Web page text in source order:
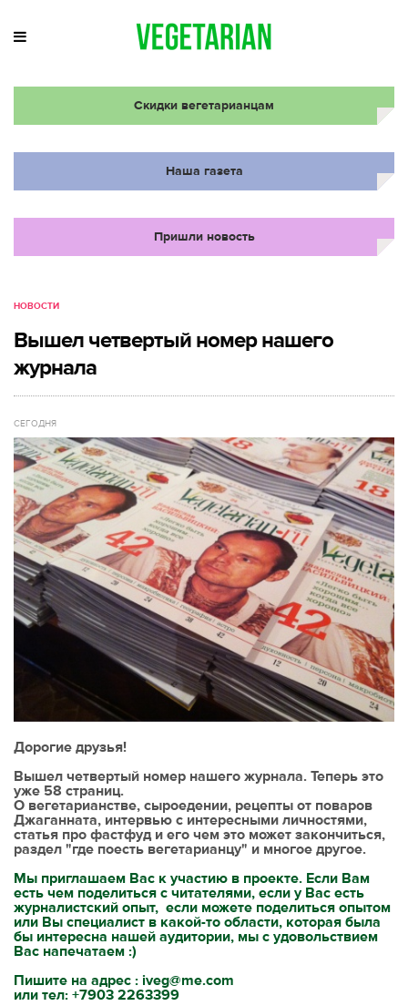
Скидки вегетарианцам
Наша газета
Пришли новость
НОВОСТИ
Вышел четвертый номер нашего
журнала
СЕГОДНЯ
Дорогие друзья!
Вышел четвертый номер нашего журнала. Теперь это
уже 58 страниц.
О вегетарианстве, сыроедении, рецепты от поваров
Джаганната, интервью с интересными личностями,
статья про фастфуд и его чем это может закончиться,
раздел "где поесть вегетарианцу" и многое другое.
Мы приглашаем Вас к участию в проекте. Если Вам
есть чем поделиться с читателями, если у Вас есть
журналистский опыт, если можете поделиться опытом
или Вы специалист в какой-то области, которая была
бы интересна нашей аудитории, мы с удовольствием
Вас напечатаем :)
Пишите на адрес : iveg@me.com
или тел: +7903 2263399